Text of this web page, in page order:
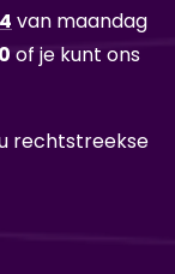
van maan­dag
of je kunt ons
recht­streek­se